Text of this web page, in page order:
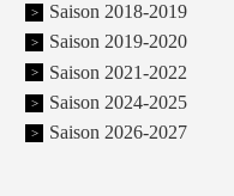
Saison 2018-2019
Saison 2019-2020
Saison 2021-2022
Saison 2024-2025
Saison 2026-2027